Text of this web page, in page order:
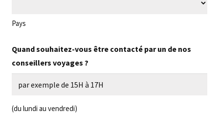
Pays
Quand souhaitez-vous être contacté par un de nos
conseillers voyages ?
(du lundi au vendredi)